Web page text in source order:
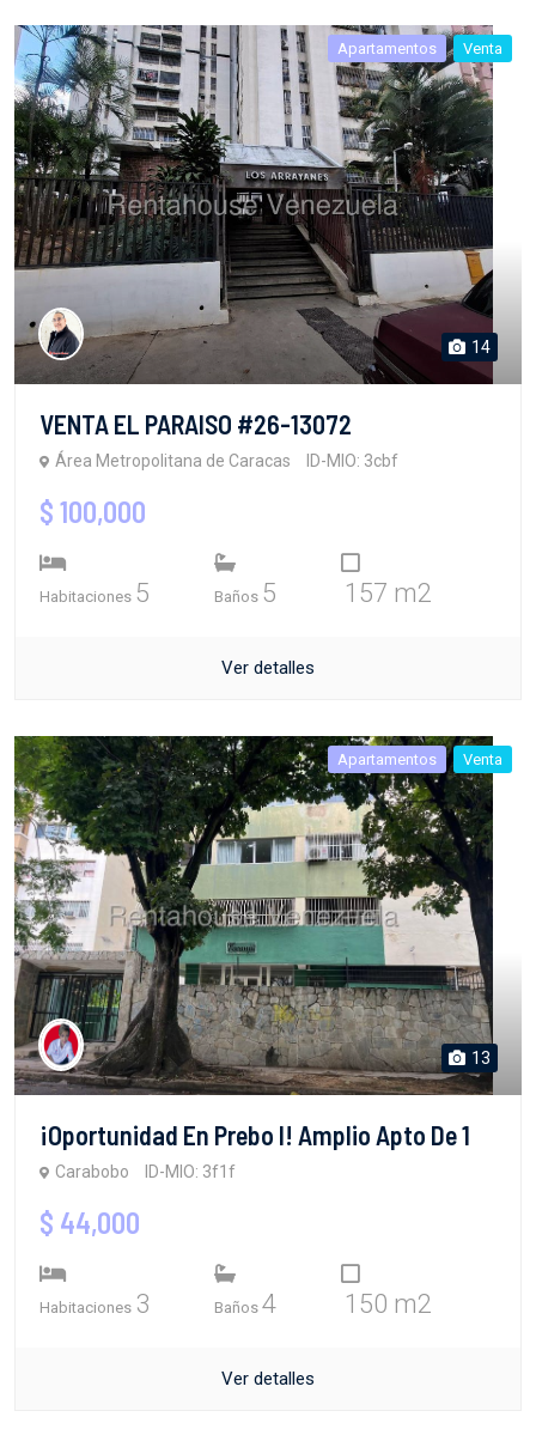
Apartamentos Venta
14
VENTA EL PARAISO #26-13072
Área Metropolitana de Caracas ID-MIO: 3cbf
$ 100,000
Habitaciones 5 Baños 5 157 m2
Ver detalles
Apartamentos Venta
13
​¡Oportunidad En Prebo I! Amplio Apto De 1
Carabobo ID-MIO: 3f1f
$ 44,000
Habitaciones 3 Baños 4 150 m2
Ver detalles